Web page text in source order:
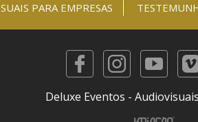
PARA EMPRESAS
Deluxe Eventos -